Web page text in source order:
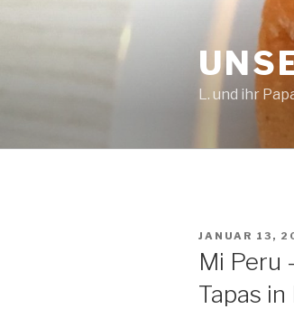
L. und ihr
JANUAR 13,
Mi Peru
Tapas